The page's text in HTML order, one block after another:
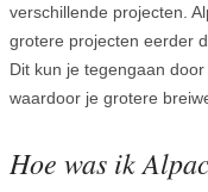
verschillende projecten.
grotere projecten eerder
Dit kun je tegengaan
waardoor je grotere
Hoe was ik